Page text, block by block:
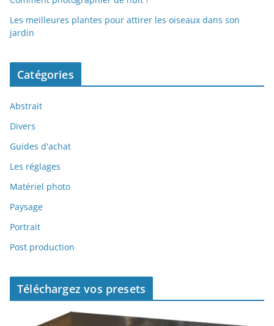
Les meilleures plantes pour attirer les oiseaux dans son
jardin
Catégories
Abstrait
Divers
Guides d'achat
Les réglages
Matériel photo
Paysage
Portrait
Post production
Téléchargez vos presets